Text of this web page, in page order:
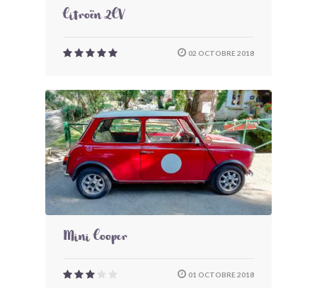
Citroën 2CV
02 OCTOBRE 2018
Mini Cooper
01 OCTOBRE 2018